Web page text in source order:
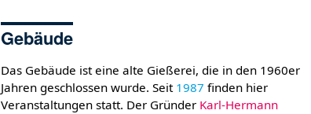
Gebäude
Das Gebäude ist eine alte Gießerei, die in den 1960er
Jahren geschlossen wurde. Seit 1987 finden hier
Veranstaltungen statt. Der Gründer Karl-Hermann